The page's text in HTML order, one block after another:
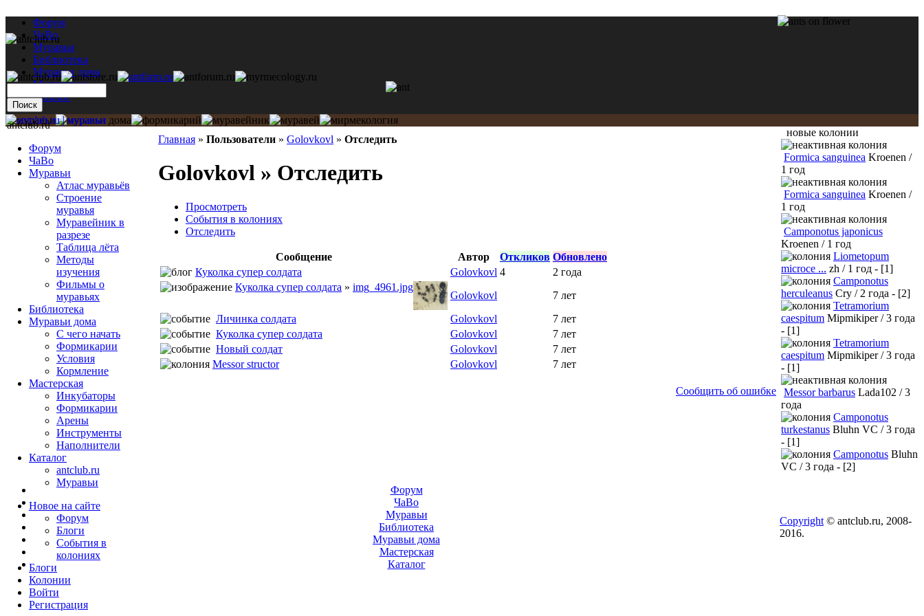
Форум
ЧаВо
Муравьи
Библиотека
Муравьи дома
Мастерская
Каталог
Главная » Пользователи » Golovkovl » Отследить
Golovkovl » Отследить
Просмотреть
События в колониях
Отследить
Сообщение Автор Откликов Обновлено
Куколка супер солдата
Golovkovl 4
2 года
Куколка супер солдата » img_4961.jpg
Golovkovl
7 лет
Личинка солдата
Golovkovl
7 лет
Куколка супер солдата
Golovkovl
7 лет
Новый солдат
Golovkovl
7 лет
Messor structor
Golovkovl 7 лет
Сообщить об ошибке
antclub.ru
Форум
ЧаВо
Муравьи
Атлас муравьёв
Строение
муравья
Муравейник в
разрезе
Таблица лёта
Методы
изучения
Фильмы о
муравьях
Библиотека
Муравьи дома
С чего начать
Формикарии
Условия
Кормление
Мастерская
Инкубаторы
Формикарии
Арены
Инструменты
Наполнители
Каталог
antclub.ru
Муравьи
Новое на сайте
Форум
Блоги
События в
колониях
Блоги
Колонии
Войти
Peгиcтpaция
новые колонии
Formica sanguinea Kroenen /
1 год
Formica sanguinea Kroenen /
1 год
Camponotus japonicus
Kroenen / 1 год
Liometopum
microce ... zh / 1 год - [1]
Camponotus
herculeanus Cry / 2 года - [2]
Tetramorium
caespitum Mipmikiper / 3 года
- [1]
Tetramorium
caespitum Mipmikiper / 3 года
- [1]
Messor barbarus Lada102 / 3
года
Camponotus
turkestanus Bluhn VC / 3 года
- [1]
Camponotus Bluhn
VC / 3 года - [2]
Форум
ЧаВо
Муравьи
Библиотека
Муравьи дома
Мастерская
Каталог
Copyright © antclub.ru, 2008-
2016.